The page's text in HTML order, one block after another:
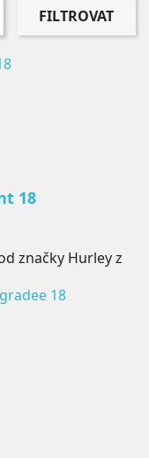
FILTROVAT
18
značky Hurley z